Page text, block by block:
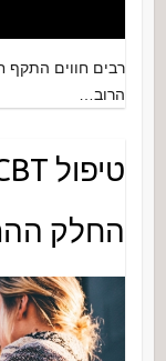
רבים חווים התקף
הרוב…
החלק